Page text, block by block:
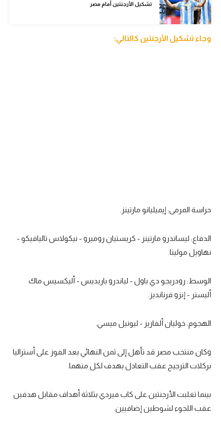
أمريكا
تشكيل الأرجنتين أمام مصر
وجاء تشكيل الأرجنتين كالتالي:
حراسة المرمى: إيميليانو مارتينز.
الدفاع: ليساندرو مارتينز - كريستيان روميرو - نيكولاس تاليافيكو -
نهاويل مولينا.
الوسط: رودريجو دي باول - لياندرو باريديس - أليكسيس ماك
أليستر - إنزو فرنانديز.
الهجوم: خوليان ألفاريز - ليونيل ميسي.
وكان منتخب مصر قد تأهل إلى ثمن النهائي بعد الفوز على أستراليا
بركلات الترجيح عقب التعادل بهدف لكل منهما.
بينما تغلبت الأرجنتين على كاب فيردي بثلاثة أهداف مقابل هدفين
عقب اللجوء لشوطين إضافيين.